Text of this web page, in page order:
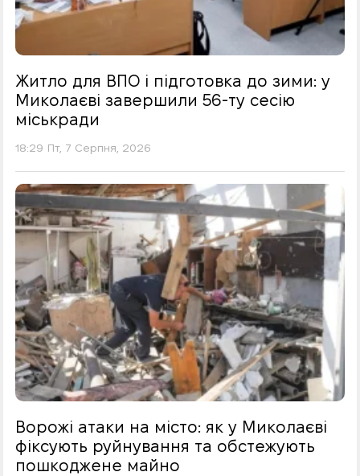
Житло для ВПО і підготовка до зими: у
Миколаєві завершили 56-ту сесію
міськради
18:29 Пт, 7 Серпня, 2026
Ворожі атаки на місто: як у Миколаєві
фіксують руйнування та обстежують
пошкоджене майно